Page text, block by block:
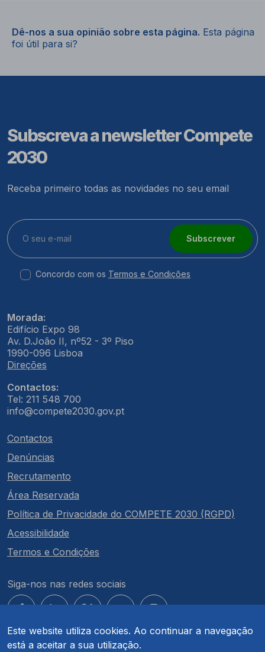
Este website utiliza cookies. Ao continuar a navegação
está a aceitar a sua utilização.
Dê-nos a sua opinião sobre esta página. Esta página
foi útil para si?
Subscreva a newsletter Compete
2030
Receba primeiro todas as novidades no seu email
Subscrever
Concordo com os Termos e Condições
Morada:
Edifício Expo 98
Av. D.João II, nº52 - 3º Piso
1990-096 Lisboa
Direções
Contactos:
Tel: 211 548 700
info@compete2030.gov.pt
Contactos
Denúncias
Recrutamento
Área Reservada
Política de Privacidade do COMPETE 2030 (RGPD)
Acessibilidade
Termos e Condições
Siga-nos nas redes sociais